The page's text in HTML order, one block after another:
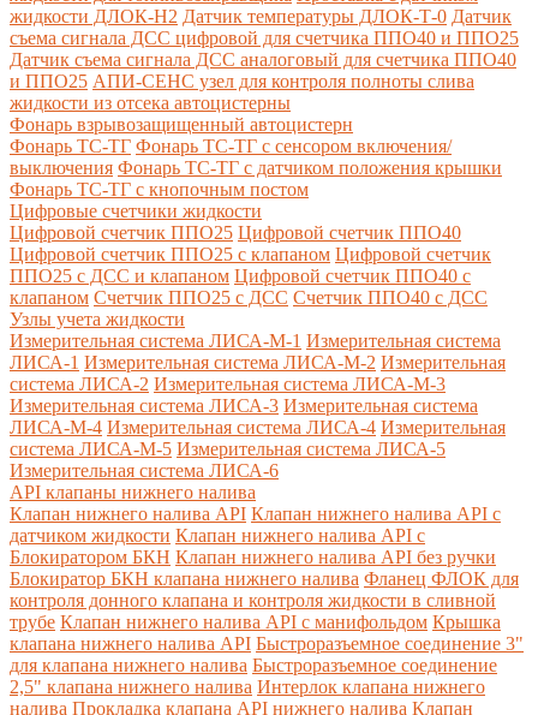
жидкости ДЛОК-Н2 Датчик температуры ДЛОК-Т-0 Датчик
съема сигнала ДСС цифровой для счетчика ППО40 и ППО25
Датчик съема сигнала ДСС аналоговый для счетчика ППО40
и ППО25 АПИ-СЕНС узел для контроля полноты слива
жидкости из отсека автоцистерны
Фонарь взрывозащищенный автоцистерн
Фонарь ТС-ТГ Фонарь ТС-ТГ с сенсором включения/
выключения Фонарь ТС-ТГ с датчиком положения крышки
Фонарь ТС-ТГ с кнопочным постом
Цифровые счетчики жидкости
Цифровой счетчик ППО25 Цифровой счетчик ППО40
Цифровой счетчик ППО25 с клапаном Цифровой счетчик
ППО25 с ДСС и клапаном Цифровой счетчик ППО40 с
клапаном Счетчик ППО25 с ДСС Счетчик ППО40 с ДСС
Узлы учета жидкости
Измерительная система ЛИСА-М-1 Измерительная система
ЛИСА-1 Измерительная система ЛИСА-М-2 Измерительная
система ЛИСА-2 Измерительная система ЛИСА-М-3
Измерительная система ЛИСА-3 Измерительная система
ЛИСА-М-4 Измерительная система ЛИСА-4 Измерительная
система ЛИСА-М-5 Измерительная система ЛИСА-5
Измерительная система ЛИСА-6
API клапаны нижнего налива
Клапан нижнего налива API Клапан нижнего налива API с
датчиком жидкости Клапан нижнего налива API с
Блокиратором БКН Клапан нижнего налива API без ручки
Блокиратор БКН клапана нижнего налива Фланец ФЛОК для
контроля донного клапана и контроля жидкости в сливной
трубе Клапан нижнего налива API с манифольдом Крышка
клапана нижнего налива API Быстроразъемное соединение 3"
для клапана нижнего налива Быстроразъемное соединение
2,5" клапана нижнего налива Интерлок клапана нижнего
налива Прокладка клапана API нижнего налива Клапан